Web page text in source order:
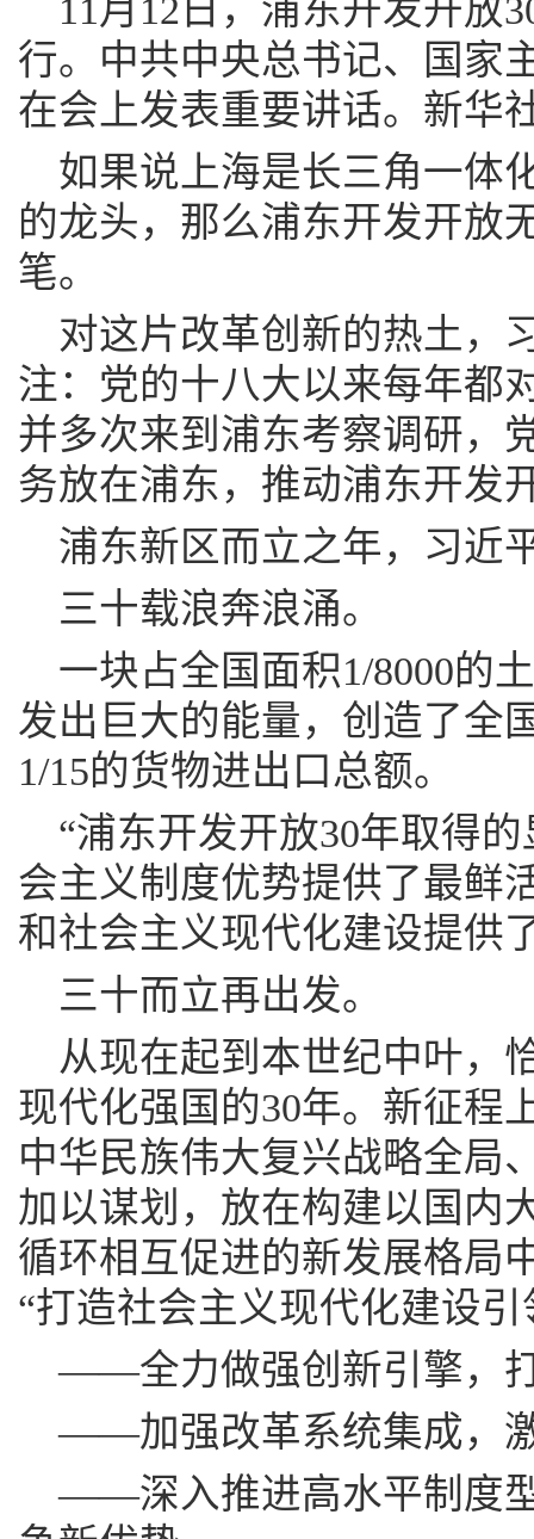
11月12日，浦东开发开放
行。中共中央总书记、国家
在会上发表重要讲话。新华
如果说上海是长三角一体
的龙头，那么浦东开发开放
笔。
对这片改革创新的热土，
注：党的十八大以来每年都
并多次来到浦东考察调研，
务放在浦东，推动浦东开发
浦东新区而立之年，习近
三十载浪奔浪涌。
一块占全国面积1/8000的
发出巨大的能量，创造了全
1/15的货物进出口总额。
“浦东开发开放30年取得
会主义制度优势提供了最鲜
和社会主义现代化建设提供
三十而立再出发。
从现在起到本世纪中叶，
现代化强国的30年。新征程
中华民族伟大复兴战略全局
加以谋划，放在构建以国内
循环相互促进的新发展格局
“打造社会主义现代化建设
——全力做强创新引擎，
——加强改革系统集成，
——深入推进高水平制度